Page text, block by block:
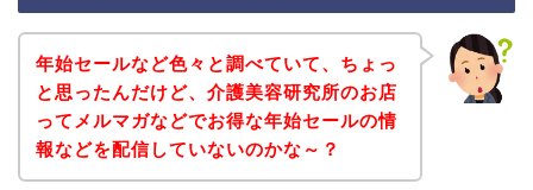
年始セールなど色々と調べていて、ちょっ
と思ったんだけど、介護美容研究所のお店
ってメルマガなどでお得な年始セールの情
報などを配信していないのかな～？